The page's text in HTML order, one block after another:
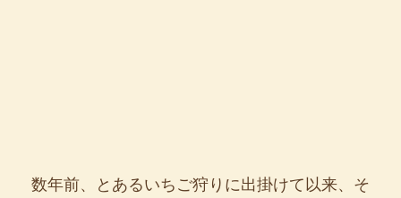
数年前、とあるいちご狩りに出掛けて以来、そ